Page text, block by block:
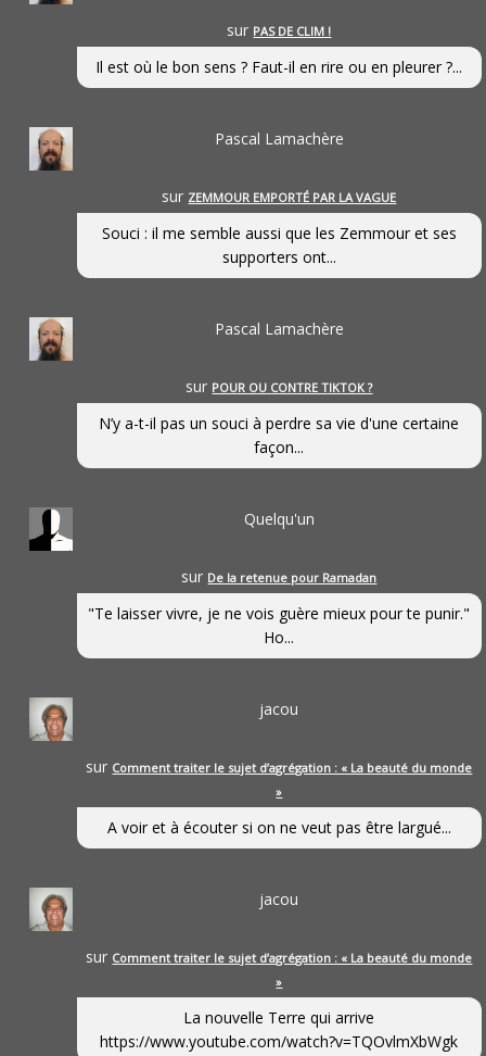
sur PAS DE CLIM !
Il est où le bon sens ? Faut-il en rire ou en pleurer ?...
Pascal Lamachère
sur ZEMMOUR EMPORTÉ PAR LA VAGUE
Souci : il me semble aussi que les Zemmour et ses
supporters ont...
Pascal Lamachère
sur POUR OU CONTRE TIKTOK ?
N’y a-t-il pas un souci à perdre sa vie d'une certaine
façon...
Quelqu'un
sur De la retenue pour Ramadan
"Te laisser vivre, je ne vois guère mieux pour te punir."
Ho...
jacou
sur Comment traiter le sujet d’agrégation : « La beauté du monde
»
A voir et à écouter si on ne veut pas être largué...
jacou
sur Comment traiter le sujet d’agrégation : « La beauté du monde
»
La nouvelle Terre qui arrive
https://www.youtube.com/watch?v=TQOvlmXbWgk